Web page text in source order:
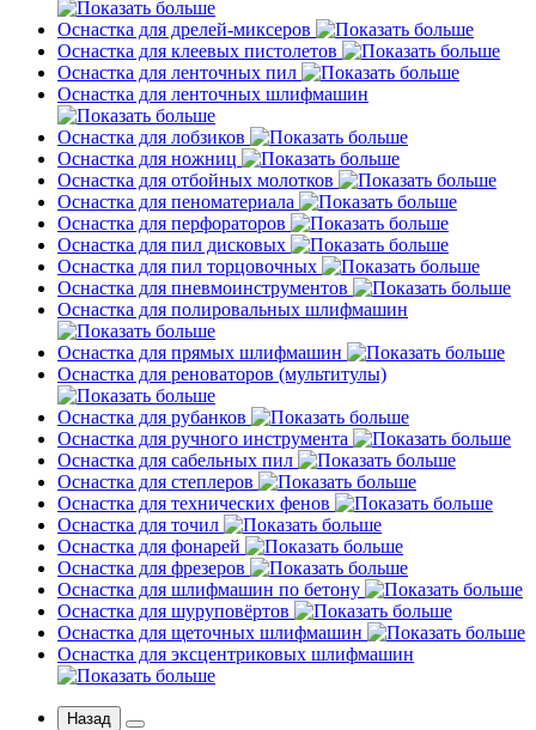
Оснастка для дрелей-миксеров
Оснастка для клеевых пистолетов
Оснастка для ленточных пил
Оснастка для ленточных шлифмашин
Оснастка для лобзиков
Оснастка для ножниц
Оснастка для отбойных молотков
Оснастка для пеноматериала
Оснастка для перфораторов
Оснастка для пил дисковых
Оснастка для пил торцовочных
Оснастка для пневмоинструментов
Оснастка для полировальных шлифмашин
Оснастка для прямых шлифмашин
Оснастка для реноваторов (мультитулы)
Оснастка для рубанков
Оснастка для ручного инструмента
Оснастка для сабельных пил
Оснастка для степлеров
Оснастка для технических фенов
Оснастка для точил
Оснастка для фонарей
Оснастка для фрезеров
Оснастка для шлифмашин по бетону
Оснастка для шуруповёртов
Оснастка для щеточных шлифмашин
Оснастка для эксцентриковых шлифмашин
Назад